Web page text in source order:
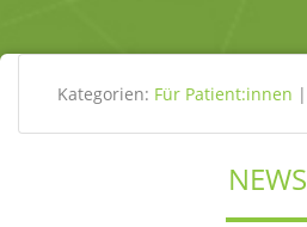
Kategorien: Für Patient:innen |
NEWS